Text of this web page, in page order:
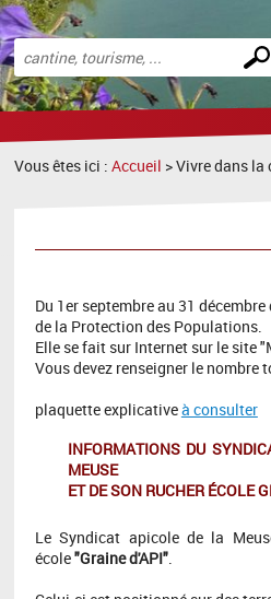
Effectuer
une
recherche
Vous êtes ici :Accueil > Vivre dans
Du 1er septembre au 31
de la Protection des Populations.
Elle se fait sur Internet sur le site
Vous devez renseigner le nombre
plaquette explicativeà consulter
INFORMATIONS DU
MEUSE
ET DE SON RUCHER ÉCOLE
Le Syndicat apicole de la
école"Graine d'API".